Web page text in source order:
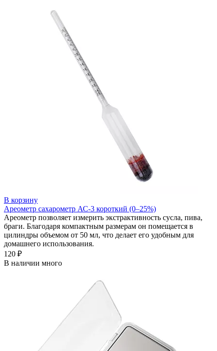
В корзину
Ареометр сахарометр АС-3 короткий (0–25%)
Ареометр позволяет измерить экстрактивность сусла, пива,
браги. Благодаря компактным размерам он помещается в
цилиндры объемом от 50 мл, что делает его удобным для
домашнего использования.
120 ₽
В наличии много